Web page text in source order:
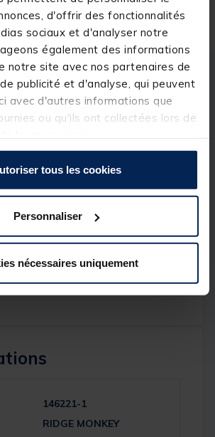
d'offrir des fonctionnalités
sociaux et d'analyser notre
également des informations
notre site avec nos partenaires de
publicité et d'analyse, qui peuvent
avec d'autres informations que
ou qu'ils ont collectées lors de
tous les cookies
Personnaliser
nécessaires uniquement
mois pour changer d’avis
Spécifications
Needleest spécialement conçue
les bouillettes sur les
Grâce à sa pointe fine
dans les bouillettes, permettant
et propre des appâts. Cet outil
la précision lors du montage de
146221-1
RIDGE MONKEY